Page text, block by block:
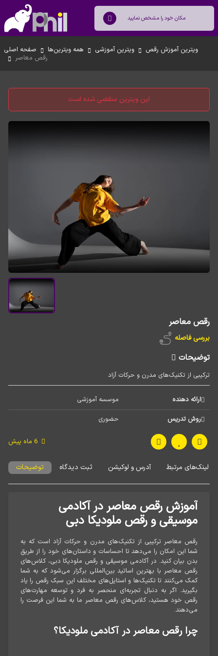
صفحه اصلی همه ویترین‌ها ویترین آموزشی
ویترین آموزش رقص
رقص معاصر
این ویترین منقضی شده است
رقص معاصر
بررسی فاصله
توضیحات
ترکیبی از تکنیک‌های مدرن و حرکات آزاد
ارائه دهنده
موسسه آموزشی
روش تدریس
حضوری
6 ماه پیش
توضیحات ثبت دیدگاه آدرس و لوکیشن لینک‌های مرتبط
آموزش رقص معاصر در آکادمی
موسیقی و رقص ملودیکا دبی
رقص معاصر ترکیبی از تکنیک‌های مدرن و حرکات آزاد است که به
شما این امکان را می‌دهد تا احساسات و داستان‌های خود را از طریق
بدن بیان کنید. در آکادمی موسیقی و رقص ملودیکا دبی، کلاس‌های
رقص معاصر با بهترین اساتید بین‌المللی برگزار می‌شود که به شما
کمک می‌کنند تا تکنیک‌ها و استایل‌های مختلف این سبک رقص را یاد
بگیرید. اگر به دنبال تجربه‌ای منحصر به فرد و توسعه مهارت‌های
رقص خود هستید، کلاس‌های رقص معاصر ما به شما این فرصت را
می‌دهند.
چرا رقص معاصر در آکادمی ملودیکا؟